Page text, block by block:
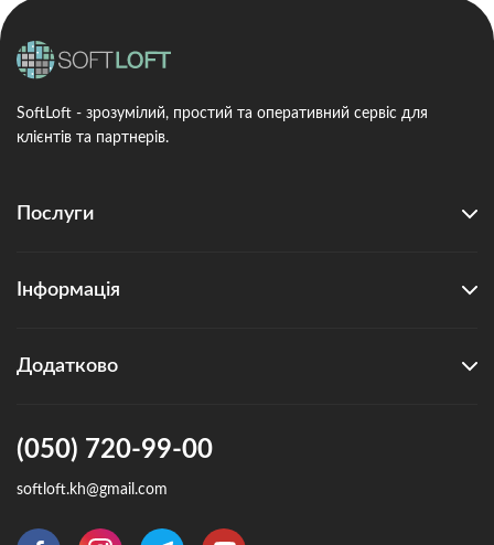
SoftLoft - зрозумілий, простий та оперативний сервіс для
клієнтів та партнерів.
Послуги
Інформація
Додатково
(050) 720-99-00
softloft.kh@gmail.com